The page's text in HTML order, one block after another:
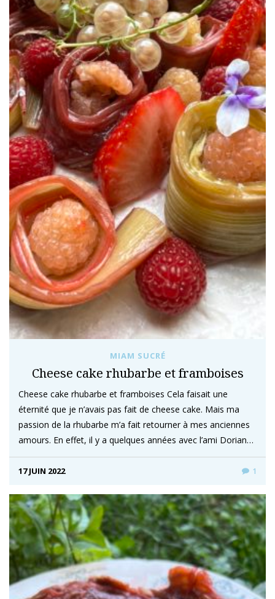
MIAM SUCRÉ
Cheese cake rhubarbe et framboises
Cheese cake rhubarbe et framboises Cela faisait une
éternité que je n’avais pas fait de cheese cake. Mais ma
passion de la rhubarbe m’a fait retourner à mes anciennes
amours. En effet, il y a quelques années avec l’ami Dorian…
17 JUIN 2022 1